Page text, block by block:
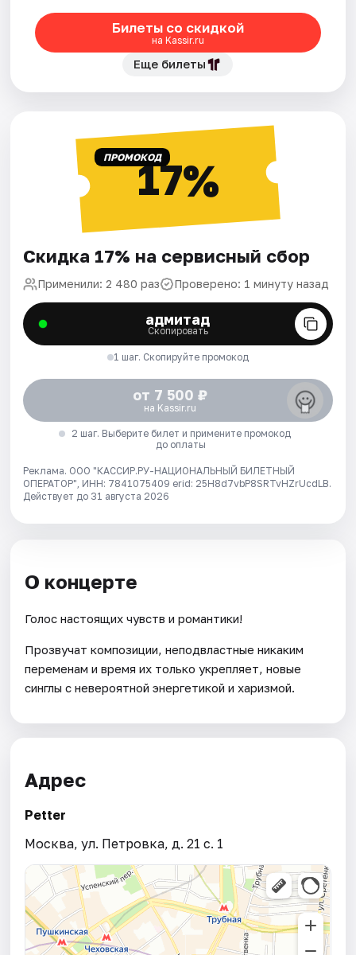
Билеты со скидкой
на Kassir.ru
Еще билеты
ПРОМОКОД17%
Скидка 17% на сервисный сбор
Применили: 2 480 раз Проверено: 1 минуту назад
адмитад
Скопировать
1 шаг. Скопируйте промокод
от 7 500 ₽
на Kassir.ru
2 шаг. Выберите билет и примените промокод
до оплаты
Реклама. ООО "КАССИР.РУ-НАЦИОНАЛЬНЫЙ БИЛЕТНЫЙ
ОПЕРАТОР", ИНН: 7841075409 erid: 25H8d7vbP8SRTvHZrUcdLB.
Действует до 31 августа 2026
О концерте
Голос настоящих чувств и романтики!
Прозвучат композиции, неподвластные никаким
переменам и время их только укрепляет, новые
синглы с невероятной энергетикой и харизмой.
Адрес
Petter
Москва, ул. Петровка, д. 21 с. 1